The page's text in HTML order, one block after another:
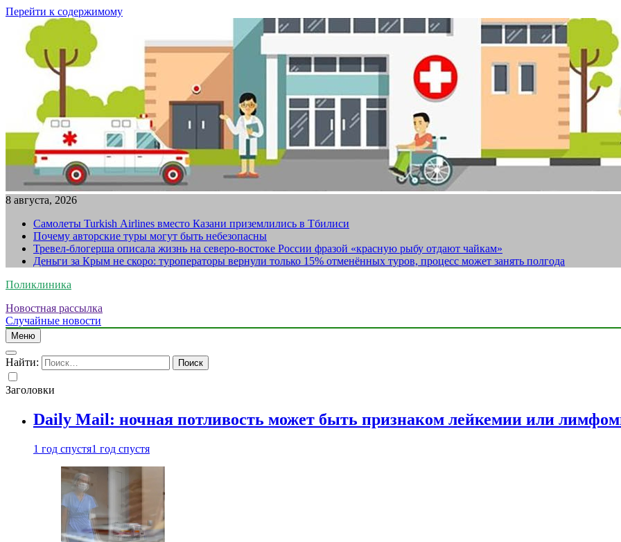
Перейти к содержимому
8 августа, 2026
Самолеты Turkish Airlines вместо Казани приземлились в Тбилиси
Почему авторские туры могут быть небезопасны
Тревел-блогерша описала жизнь на северо-востоке России фразой «красную рыбу отдают чайкам»
Деньги за Крым не скоро: туроператоры вернули только 15% отменённых туров, процесс может занять полгода
Поликлиника
Новостная рассылка
Случайные новости
Меню
Найти:
Заголовки
Daily Mail: ночная потливость может быть признаком лейкемии или
1 год спустя1 год спустя